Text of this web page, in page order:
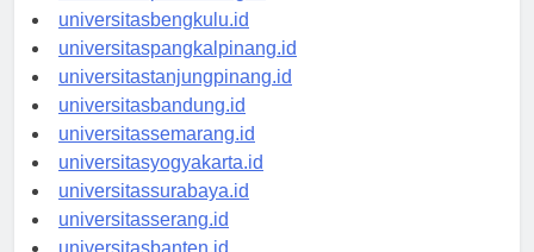
universitaspalembang.id
universitasbengkulu.id
universitaspangkalpinang.id
universitastanjungpinang.id
universitasbandung.id
universitassemarang.id
universitasyogyakarta.id
universitassurabaya.id
universitasserang.id